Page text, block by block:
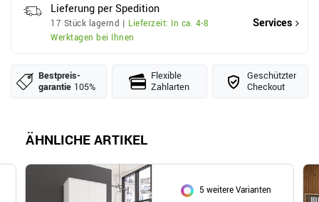
Lieferung per Spedition
17 Stück lagernd | Lieferzeit: In ca. 4-8
Werktagen bei Ihnen
Services
Bestpreis­
garantie 105%
Flexible
Zahlarten
Geschützter
Checkout
ÄHNLICHE ARTIKEL
5 weitere Varianten